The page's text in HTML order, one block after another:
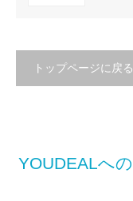
トップページに戻る
YOUDEALへ